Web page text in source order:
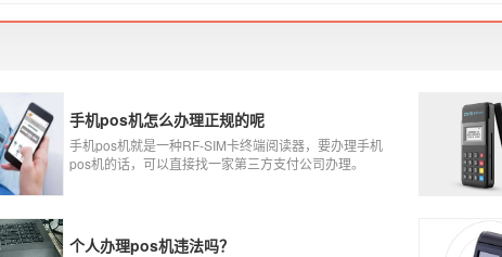
手机pos机怎么办理正规的呢
手机pos机就是一种RF-SIM卡终端阅读器，要办理手机
pos机的话，可以直接找一家第三方支付公司办理。
个人办理pos机违法吗？